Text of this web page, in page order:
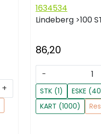
+
1634534
Lindeberg >100
86,20
-
STK (1)
ESKE
KART (1000)